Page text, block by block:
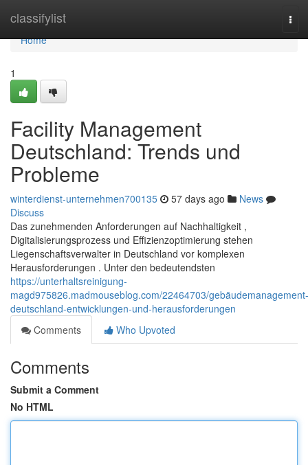
classifylist
Home
Home
1
Facility Management
Deutschland: Trends und
Probleme
winterdienst-unternehmen700135 57 days ago
News
Discuss
Das zunehmenden Anforderungen auf Nachhaltigkeit ,
Digitalisierungsprozess und Effizienzoptimierung stehen
Liegenschaftsverwalter in Deutschland vor komplexen
Herausforderungen . Unter den bedeutendsten
https://unterhaltsreinigung-
magd975826.madmouseblog.com/22464703/gebäudemanagement-
deutschland-entwicklungen-und-herausforderungen
Comments
Who Upvoted
Comments
Submit a Comment
No HTML